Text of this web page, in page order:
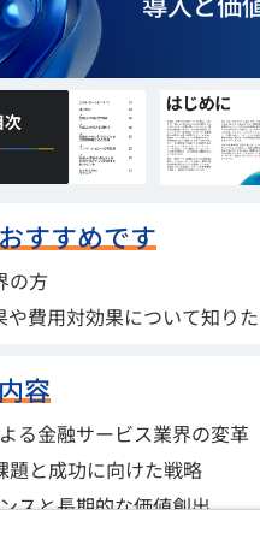
すすめです
の方
や費用対効果について知り
容
る金融サービス業界の変革
題と成功に向けた戦略
スと長期的な価値創出